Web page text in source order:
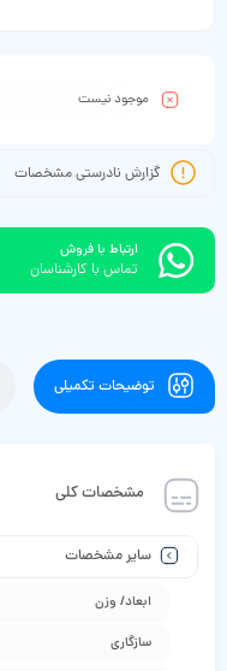
موجود نیست
گزارش نادرستی مشخصات
ارتباط با فروش
تماس با کارشناسان
توضیحات تکمیلی
مشخصات کلی
سایر مشخصات
ابعاد/ وزن
سازگاری